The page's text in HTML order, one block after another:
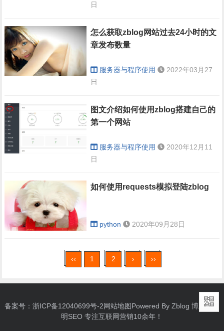
日
怎么获取zblog网站过去24小时的文
章发布数量
服务器与程序使用
2022年03月27
日
图文介绍如何使用zblog搭建自己的
第一个网站
服务器与程序使用
2020年12月11
日
如何使用requests模拟登陆zblog
python 2020年09月28日
‹‹ 1 2 › ››
备案号： 浙ICP备12040699号-2网站地图Powered By Zblog 博主：启
明SEO 专注互联网营销10余年！